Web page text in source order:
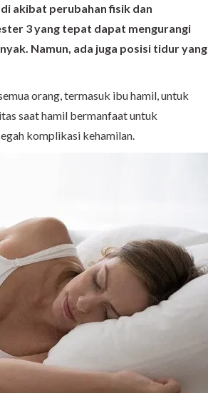
akibat perubahan fisik dan
3 yang tepat dapat mengurangi
Namun, ada juga posisi tidur yang
orang, termasuk ibu hamil, untuk
saat hamil bermanfaat untuk
komplikasi kehamilan.